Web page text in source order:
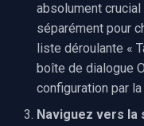
absolument
séparément pour
liste déroulante «
boîte de dialogue
configuration par
Naviguez vers la